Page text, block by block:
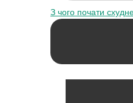
З чого почати